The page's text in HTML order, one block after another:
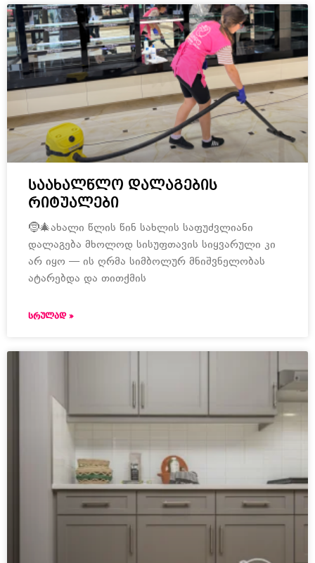
საახალწლო დალაგების
რიტუალები
🤶🎄ახალი წლის წინ სახლის საფუძვლიანი
დალაგება მხოლოდ სისუფთავის სიყვარული კი
არ იყო — ის ღრმა სიმბოლურ მნიშვნელობას
ატარებდა და თითქმის
ᲡᲠᲣᲚᲐᲓ »